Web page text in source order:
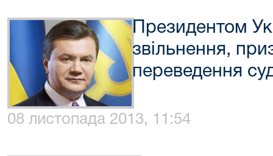
Президентом
звільнення,
переведення
08 листопада 2013, 11:54